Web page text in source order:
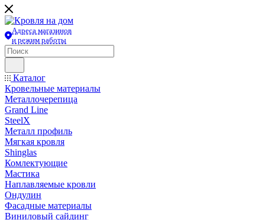
Адреса магазинов
и режим работы
Каталог
Кровельные материалы
Металлочерепица
Grand Line
SteelX
Металл профиль
Мягкая кровля
Shinglas
Комлектующие
Мастика
Наплавляемые кровли
Ондулин
Фасадные материалы
Виниловый сайдинг